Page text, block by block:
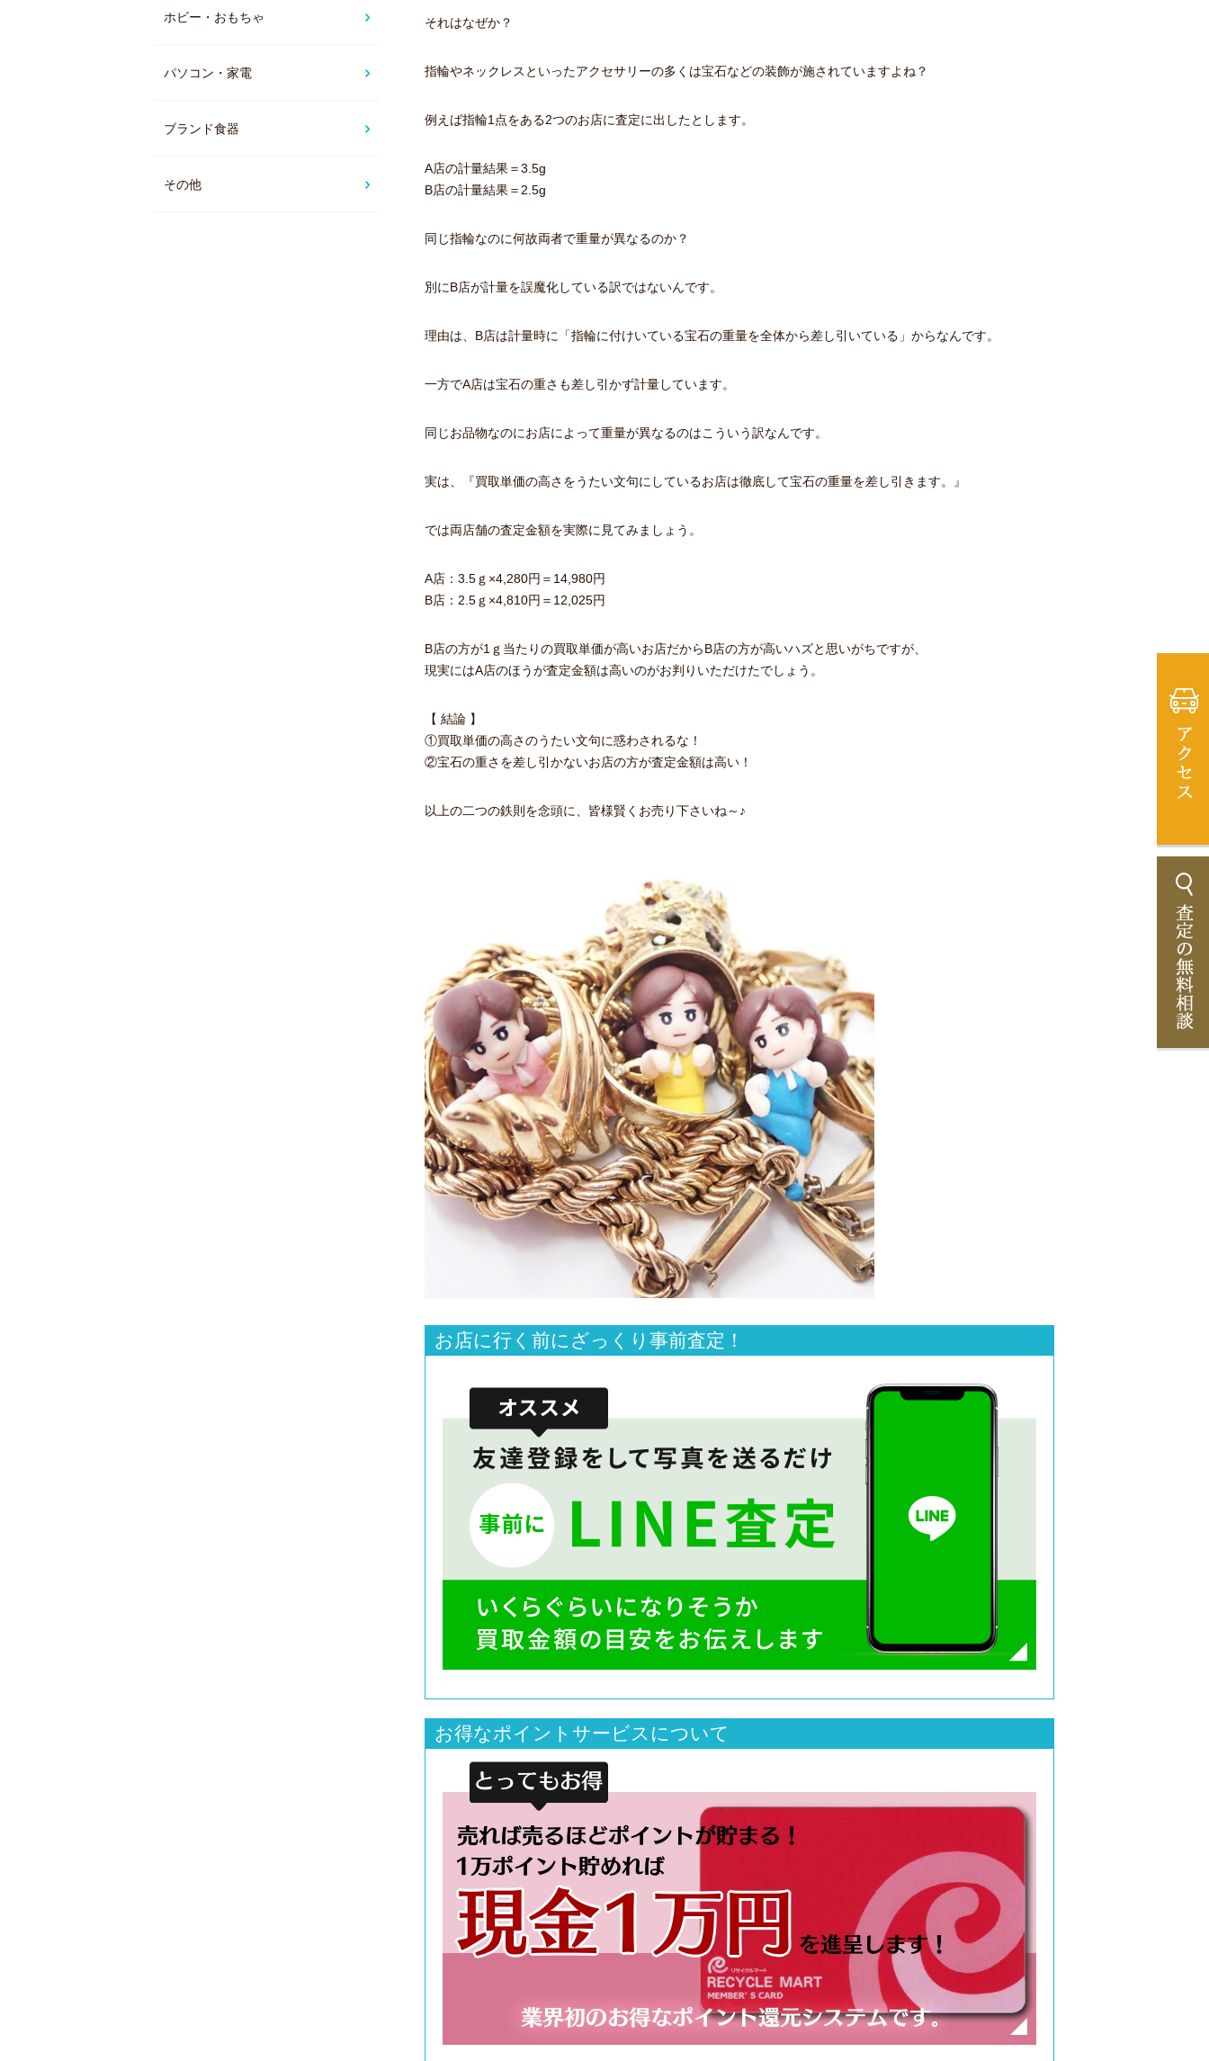
それはなぜか？
指輪やネックレスといったアクセサリーの多くは宝石などの装飾が施されていますよね？
例えば指輪1点をある2つのお店に査定に出したとします。
A店の計量結果＝3.5g
B店の計量結果＝2.5g
同じ指輪なのに何故両者で重量が異なるのか？
別にB店が計量を誤魔化している訳ではないんです。
理由は、B店は計量時に「指輪に付けいている宝石の重量を全体から差し引いている」からなんです。
一方でA店は宝石の重さも差し引かず計量しています。
同じお品物なのにお店によって重量が異なるのはこういう訳なんです。
実は、『買取単価の高さをうたい文句にしているお店は徹底して宝石の重量を差し引きます。』
では両店舗の査定金額を実際に見てみましょう。
A店：3.5ｇ×4,280円＝14,980円
B店：2.5ｇ×4,810円＝12,025円
B店の方が1ｇ当たりの買取単価が高いお店だからB店の方が高いハズと思いがちですが、
現実にはA店のほうが査定金額は高いのがお判りいただけたでしょう。
【 結論 】
①買取単価の高さのうたい文句に惑わされるな！
②宝石の重さを差し引かないお店の方が査定金額は高い！
以上の二つの鉄則を念頭に、皆様賢くお売り下さいね～♪
お店に行く前にざっくり事前査定！
お得なポイントサービスについて
ホビー・おもちゃ
パソコン・家電
ブランド食器
その他